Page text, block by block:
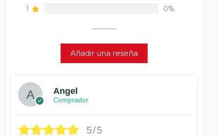
1
0%
Añadir una reseña
Angel
Comprador
5/5